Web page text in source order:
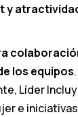
y
los equipos
Líder
e